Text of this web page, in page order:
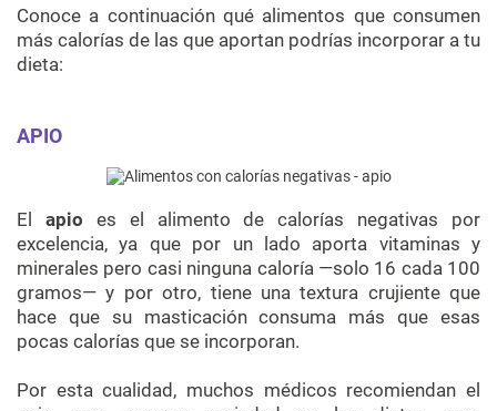
Conoce a continuación qué alimentos que consumen
más calorías de las que aportan podrías incorporar a tu
dieta:
APIO
El apio es el alimento de calorías negativas por
excelencia, ya que por un lado aporta vitaminas y
minerales pero casi ninguna caloría —solo 16 cada 100
gramos— y por otro, tiene una textura crujiente que
hace que su masticación consuma más que esas
pocas calorías que se incorporan.
Por esta cualidad, muchos médicos recomiendan el